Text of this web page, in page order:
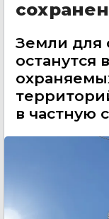
Земли для
останутся
в частную